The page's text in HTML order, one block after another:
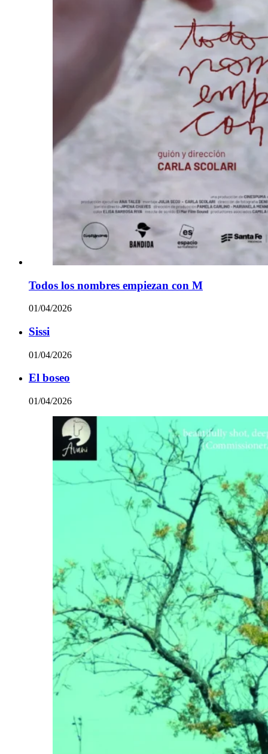
Todos los nombres empiezan con M
01/04/2026
Sissi
01/04/2026
El boseo
01/04/2026